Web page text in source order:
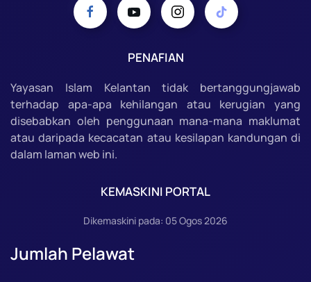
PENAFIAN
Yayasan Islam Kelantan tidak bertanggungjawab
terhadap apa-apa kehilangan atau kerugian yang
disebabkan oleh penggunaan mana-mana maklumat
atau daripada kecacatan atau kesilapan kandungan di
dalam laman web ini.
KEMASKINI PORTAL
Dikemaskini pada: 05 Ogos 2026
Jumlah Pelawat